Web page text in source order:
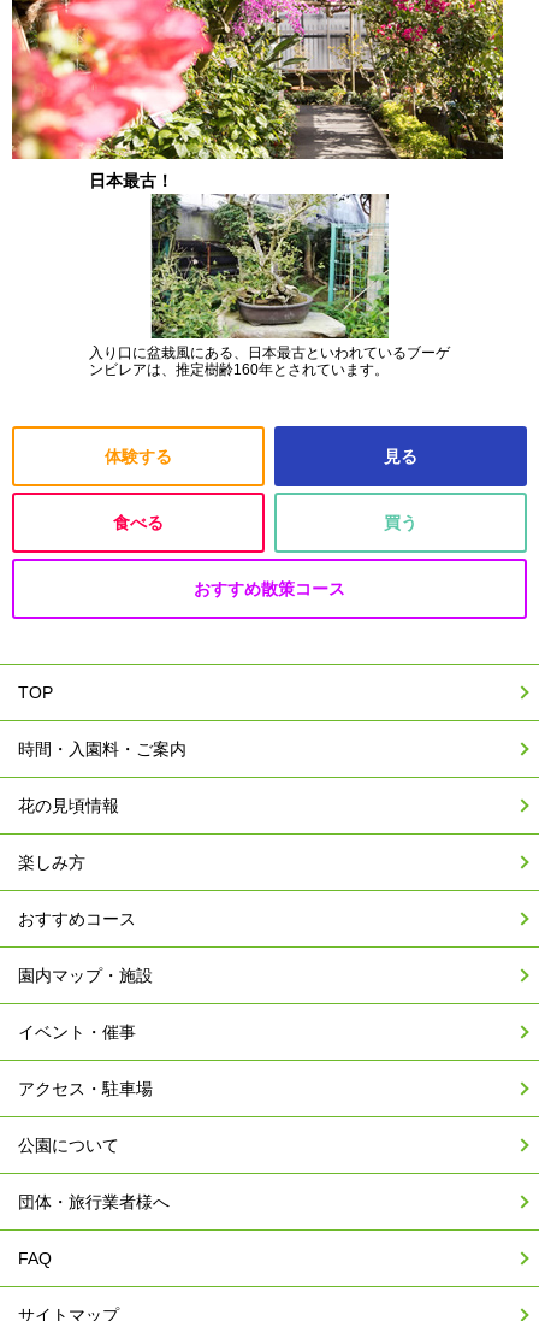
日本最古！
入り口に盆栽風にある、日本最古といわれているブーゲ
ンビレアは、推定樹齢160年とされています。
体験する 見る
食べる 買う
おすすめ散策コース
TOP
時間・入園料・ご案内
花の見頃情報
楽しみ方
おすすめコース
園内マップ・施設
イベント・催事
アクセス・駐車場
公園について
団体・旅行業者様へ
FAQ
サイトマップ